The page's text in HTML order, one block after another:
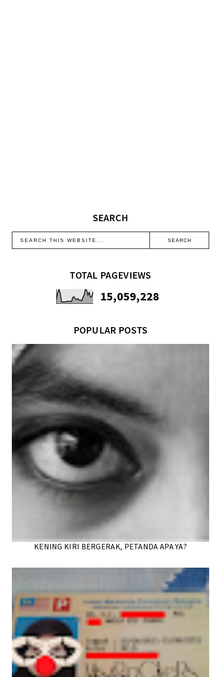
SEARCH
TOTAL PAGEVIEWS
15,059,228
POPULAR POSTS
KENING KIRI BERGERAK, PETANDA APA YA?